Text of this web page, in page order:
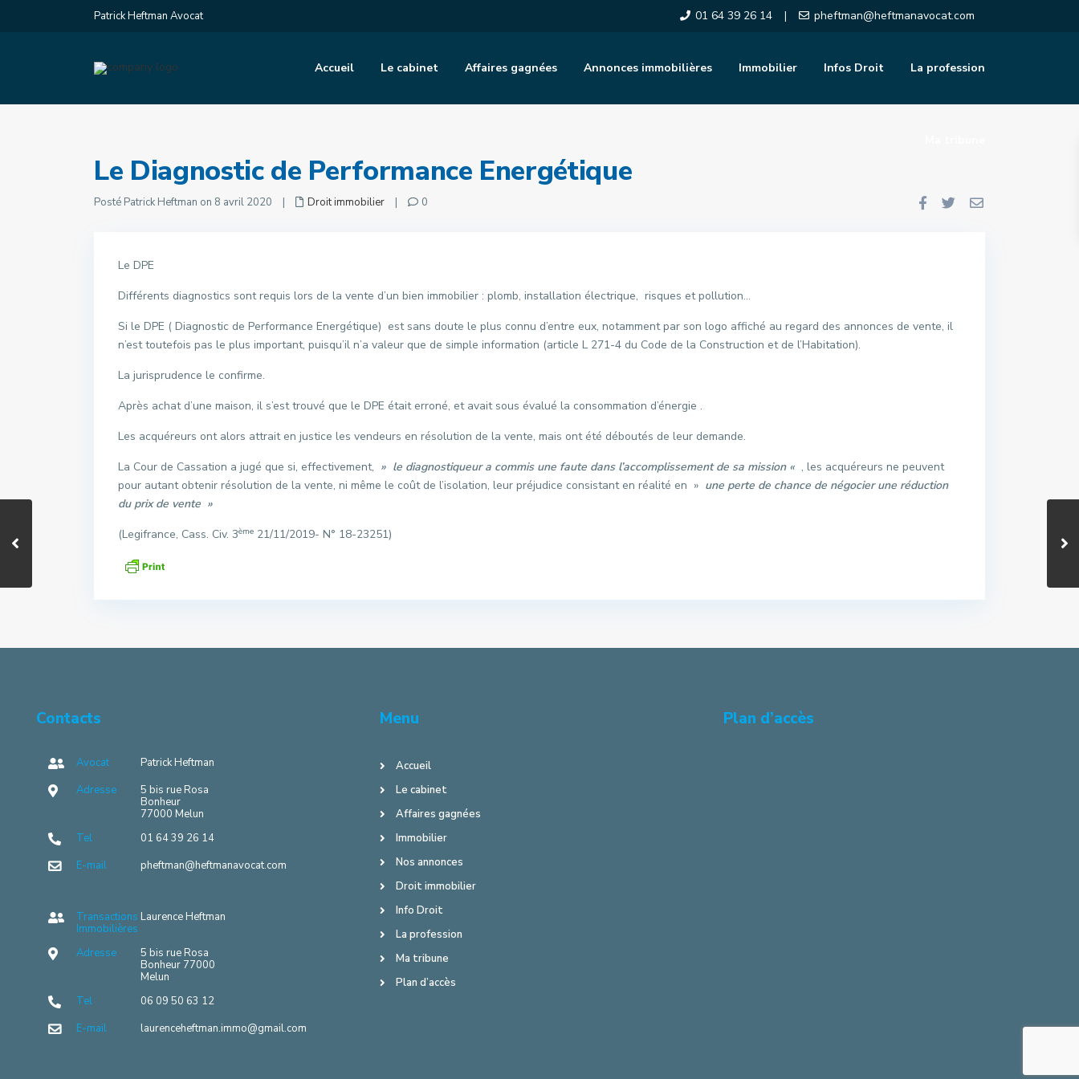
Patrick Heftman Avocat 01 64 39 26 14 | pheftman@heftmanavocat.com
Accueil Le cabinet Affaires gagnées Annonces immobilières Immobilier Infos Droit La profession
Le Diagnostic de Performance Energétique
Posté Patrick Heftman on 8 avril 2020 | Droit immobilier | 0
Le DPE
Différents diagnostics sont requis lors de la vente d’un bien immobilier : plomb, installation électrique, risques et pollution…
Si le DPE ( Diagnostic de Performance Energétique) est sans doute le plus connu d’entre eux, notamment par son logo affiché au regard des annonces de vente, il
n’est toutefois pas le plus important, puisqu’il n’a valeur que de simple information (article L 271-4 du Code de la Construction et de l’Habitation).
La jurisprudence le confirme.
Après achat d’une maison, il s’est trouvé que le DPE était erroné, et avait sous évalué la consommation d’énergie .
Les acquéreurs ont alors attrait en justice les vendeurs en résolution de la vente, mais ont été déboutés de leur demande.
La Cour de Cassation a jugé que si, effectivement, » le diagnostiqueur a commis une faute dans l’accomplissement de sa mission « , les acquéreurs ne peuvent
pour autant obtenir résolution de la vente, ni même le coût de l’isolation, leur préjudice consistant en réalité en » une perte de chance de négocier une réduction
du prix de vente »
(Legifrance, Cass. Civ. 3ème 21/11/2019- N° 18-23251)
Contacts
Avocat
Patrick Heftman
Adresse
5 bis rue Rosa
Bonheur
77000 Melun
Tel
01 64 39 26 14
E-mail
pheftman@heftmanavocat.com
Transactions
Immobilières
Laurence Heftman
Adresse
5 bis rue Rosa
Bonheur 77000
Melun
Tel
06 09 50 63 12
E-mail
laurenceheftman.immo@gmail.com
Menu
Accueil
Le cabinet
Affaires gagnées
Immobilier
Nos annonces
Droit immobilier
Info Droit
La profession
Ma tribune
Plan d’accès
Plan d’accès